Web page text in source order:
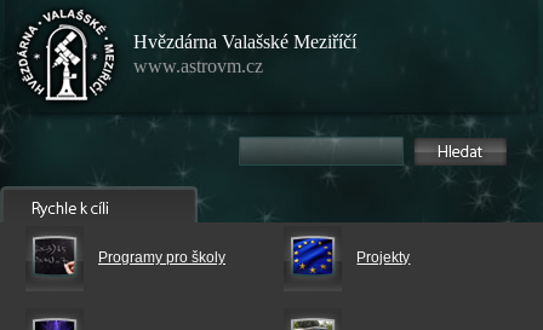
Hvězdárna Valašské Meziříčí
www.astrovm.cz
Programy pro školy Projekty